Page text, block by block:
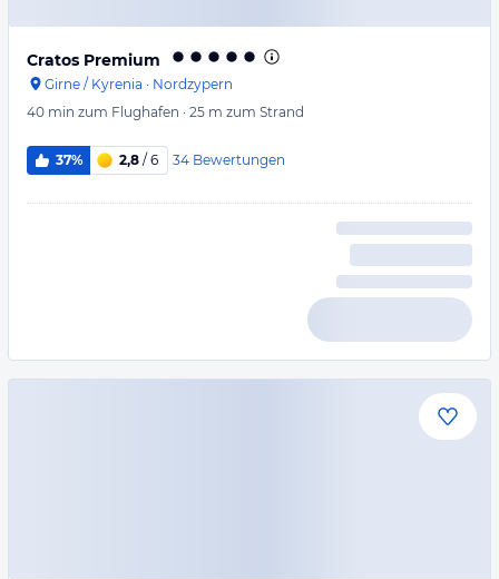
Cratos Premium
Girne / Kyrenia · Nordzypern
40 min zum Flughafen · 25 m zum Strand
37% 2,8 / 6 34 Bewertungen